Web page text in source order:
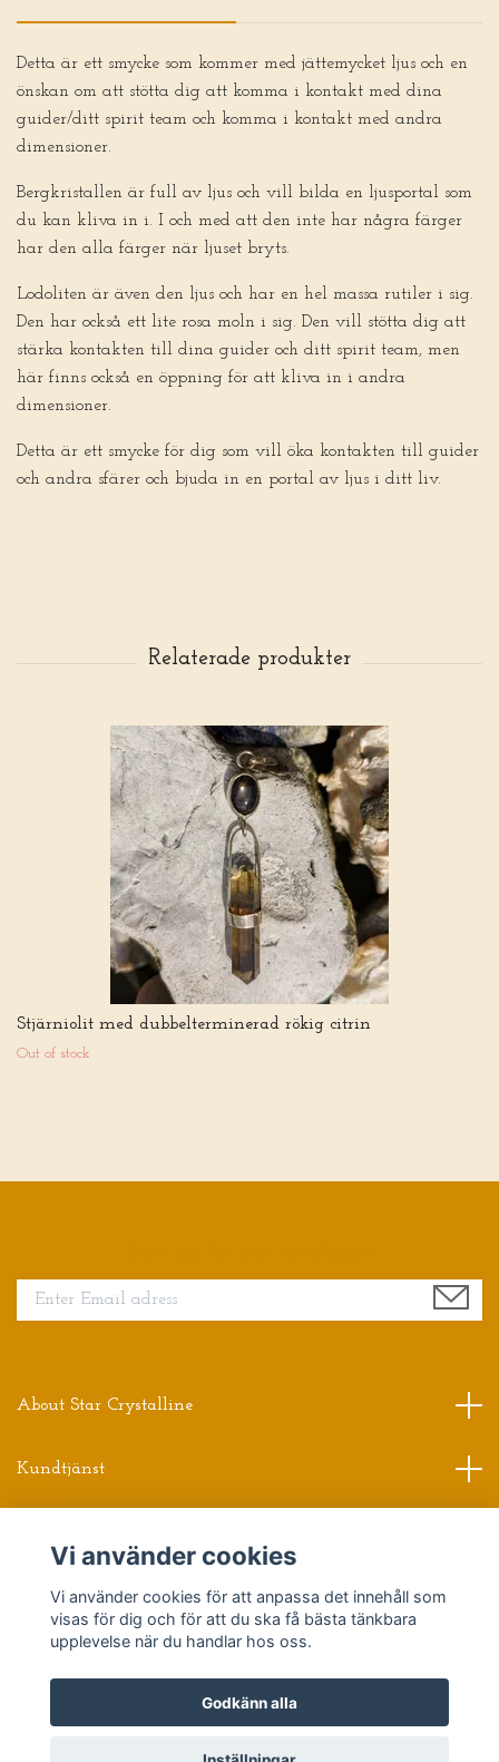
Detta är ett smycke som kommer med jättemycket ljus och en
önskan om att stötta dig att komma i kontakt med dina
guider/ditt spirit team och komma i kontakt med andra
dimensioner.
Bergkristallen är full av ljus och vill bilda en ljusportal som
du kan kliva in i. I och med att den inte har några färger
har den alla färger när ljuset bryts.
Lodoliten är även den ljus och har en hel massa rutiler i sig.
Den har också ett lite rosa moln i sig. Den vill stötta dig att
stärka kontakten till dina guider och ditt spirit team, men
här finns också en öppning för att kliva in i andra
dimensioner.
Detta är ett smycke för dig som vill öka kontakten till guider
och andra sfärer och bjuda in en portal av ljus i ditt liv.
Stjärniolit med dubbelterminerad rökig citrin
Out of stock
About Star Crystalline
Kundtjänst
Sociala medier
© 2026 Star Crystalline Powered by Quickbutik
Vi använder cookies
Vi använder cookies för att anpassa det innehåll som
visas för dig och för att du ska få bästa tänkbara
upplevelse när du handlar hos oss.
Godkänn alla